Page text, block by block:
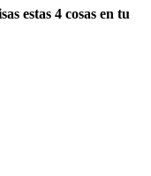
estas 4 cosas en tu